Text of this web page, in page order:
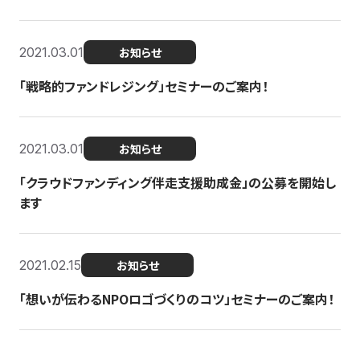
2021.03.01 お知らせ
「戦略的ファンドレジング」セミナーのご案内！
2021.03.01 お知らせ
「クラウドファンディング伴走支援助成金」の公募を開始し
ます
2021.02.15 お知らせ
「想いが伝わるNPOロゴづくりのコツ」セミナーのご案内！